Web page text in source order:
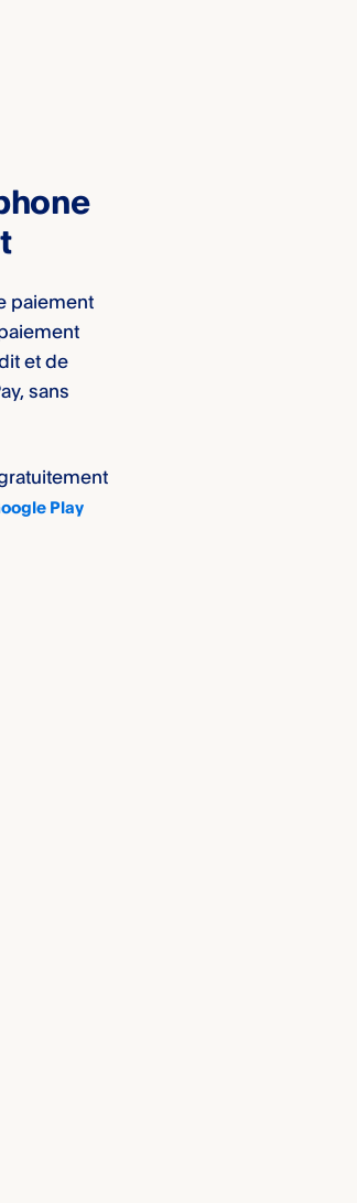
paiement
et de
sans
Play